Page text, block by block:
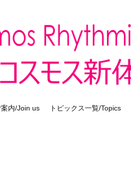
内/Join us トピックス一覧/Topics